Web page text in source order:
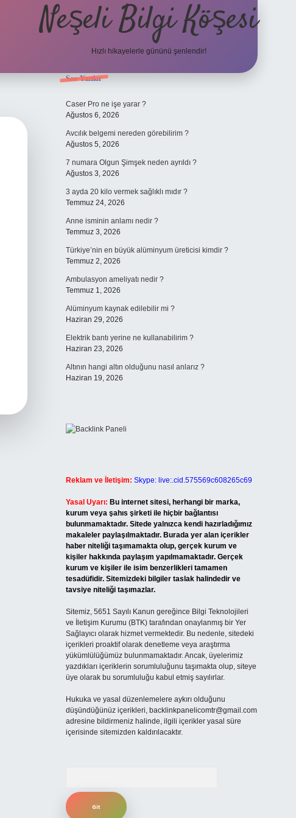
Neşeli Bilgi Köşesi
Hızlı hikayelerle gününü şenlendir!
Sidebar
Son Yazılar
Caser Pro ne işe yarar ?
Ağustos 6, 2026
Avcılık belgemi nereden görebilirim ?
Ağustos 5, 2026
7 numara Olgun Şimşek neden ayrıldı ?
Ağustos 3, 2026
3 ayda 20 kilo vermek sağlıklı mıdır ?
Temmuz 24, 2026
Anne isminin anlamı nedir ?
Temmuz 3, 2026
Türkiye’nin en büyük alüminyum üreticisi kimdir ?
Temmuz 2, 2026
Ambulasyon ameliyatı nedir ?
Temmuz 1, 2026
Alüminyum kaynak edilebilir mi ?
Haziran 29, 2026
Elektrik bantı yerine ne kullanabilirim ?
Haziran 23, 2026
Altının hangi altın olduğunu nasıl anlarız ?
Haziran 19, 2026
Reklam ve İletişim: Skype: live:.cid.575569c608265c69
Yasal Uyarı: Bu internet sitesi, herhangi bir marka,
kurum veya şahıs şirketi ile hiçbir bağlantısı
bulunmamaktadır. Sitede yalnızca kendi hazırladığımız
makaleler paylaşılmaktadır. Burada yer alan içerikler
haber niteliği taşımamakta olup, gerçek kurum ve
kişiler hakkında paylaşım yapılmamaktadır. Gerçek
kurum ve kişiler ile isim benzerlikleri tamamen
tesadüfidir. Sitemizdeki bilgiler taslak halindedir ve
tavsiye niteliği taşımazlar.
Sitemiz, 5651 Sayılı Kanun gereğince Bilgi Teknolojileri
ve İletişim Kurumu (BTK) tarafından onaylanmış bir Yer
Sağlayıcı olarak hizmet vermektedir. Bu nedenle, sitedeki
içerikleri proaktif olarak denetleme veya araştırma
yükümlülüğümüz bulunmamaktadır. Ancak, üyelerimiz
yazdıkları içeriklerin sorumluluğunu taşımakta olup, siteye
üye olarak bu sorumluluğu kabul etmiş sayılırlar.
Hukuka ve yasal düzenlemelere aykırı olduğunu
düşündüğünüz içerikleri, backlinkpanelicomtr@gmail.com
adresine bildirmeniz halinde, ilgili içerikler yasal süre
içerisinde sitemizden kaldırılacaktır.